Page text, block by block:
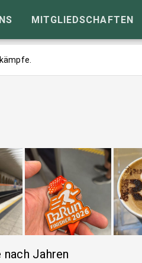
MITGLIEDSCHAFTEN
Jahren